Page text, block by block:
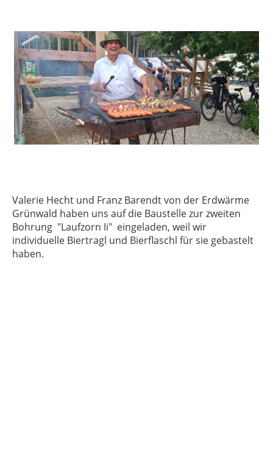
Valerie Hecht und Franz Barendt von der Erdwärme
Grünwald haben uns auf die Baustelle zur zweiten
Bohrung "Laufzorn Ii" eingeladen, weil wir
individuelle Biertragl und Bierflaschl für sie gebastelt
haben.